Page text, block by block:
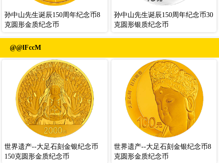
孙中山先生诞辰150周年纪念币8
克圆形金质纪念币
孙中山先生诞辰150周年纪念币30
克圆形银质纪念币
@@lFccM
世界遗产--大足石刻金银纪念币
150克圆形金质纪念币
世界遗产--大足石刻金银纪念币8
克圆形金质纪念币